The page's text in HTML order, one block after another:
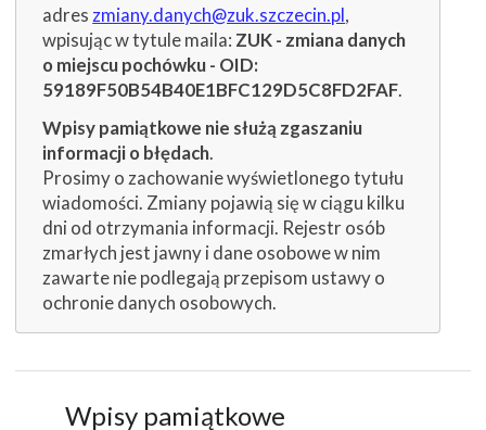
adres zmiany.danych@zuk.szczecin.pl,
wpisując w tytule maila: ZUK - zmiana danych
o miejscu pochówku - OID:
59189F50B54B40E1BFC129D5C8FD2FAF.
Wpisy pamiątkowe nie służą zgaszaniu
informacji o błędach.
Prosimy o zachowanie wyświetlonego tytułu
wiadomości. Zmiany pojawią się w ciągu kilku
dni od otrzymania informacji. Rejestr osób
zmarłych jest jawny i dane osobowe w nim
zawarte nie podlegają przepisom ustawy o
ochronie danych osobowych.
Wpisy pamiątkowe